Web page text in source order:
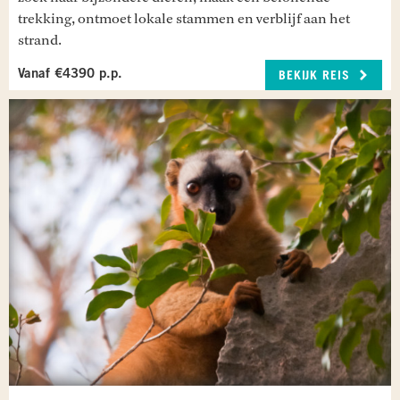
je een nachtsafari in het VOI MMA reservaat. Ga
bewapend met je zaklamp op zoek naar de
Maaltijden inbegrepen: Ontbijt en diner
ANDASIBE - ANTANANARIVO
Vandaag reis je terug naar Antananarivo. Bij
Andasibe bezoek je nog Lemur Island, een klein
eilandje waar vier soorten lemuren voorkomen
die je van dichtbij kunt zien. Na aankomst in
Antananarivo kun je de rest van de dag
ontspannen.
Maaltijden inbegrepen: Ontbijt
ANTANANARIVO - MAHÉ
Vandaag word je na het ontbijt naar de
luchthaven gebracht van Antananarivo. Hier
maak je je klaar voor de vlucht naarMahé , de
trekking, ontmoet lokale stammen en verblijf aan het
strand.
Vanaf €4390 p.p. BEKIJK REIS